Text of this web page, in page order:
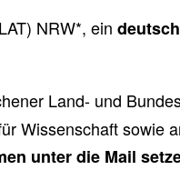
NRW*, ein
Land- und
Wissenschaft sowie
unter die Mail